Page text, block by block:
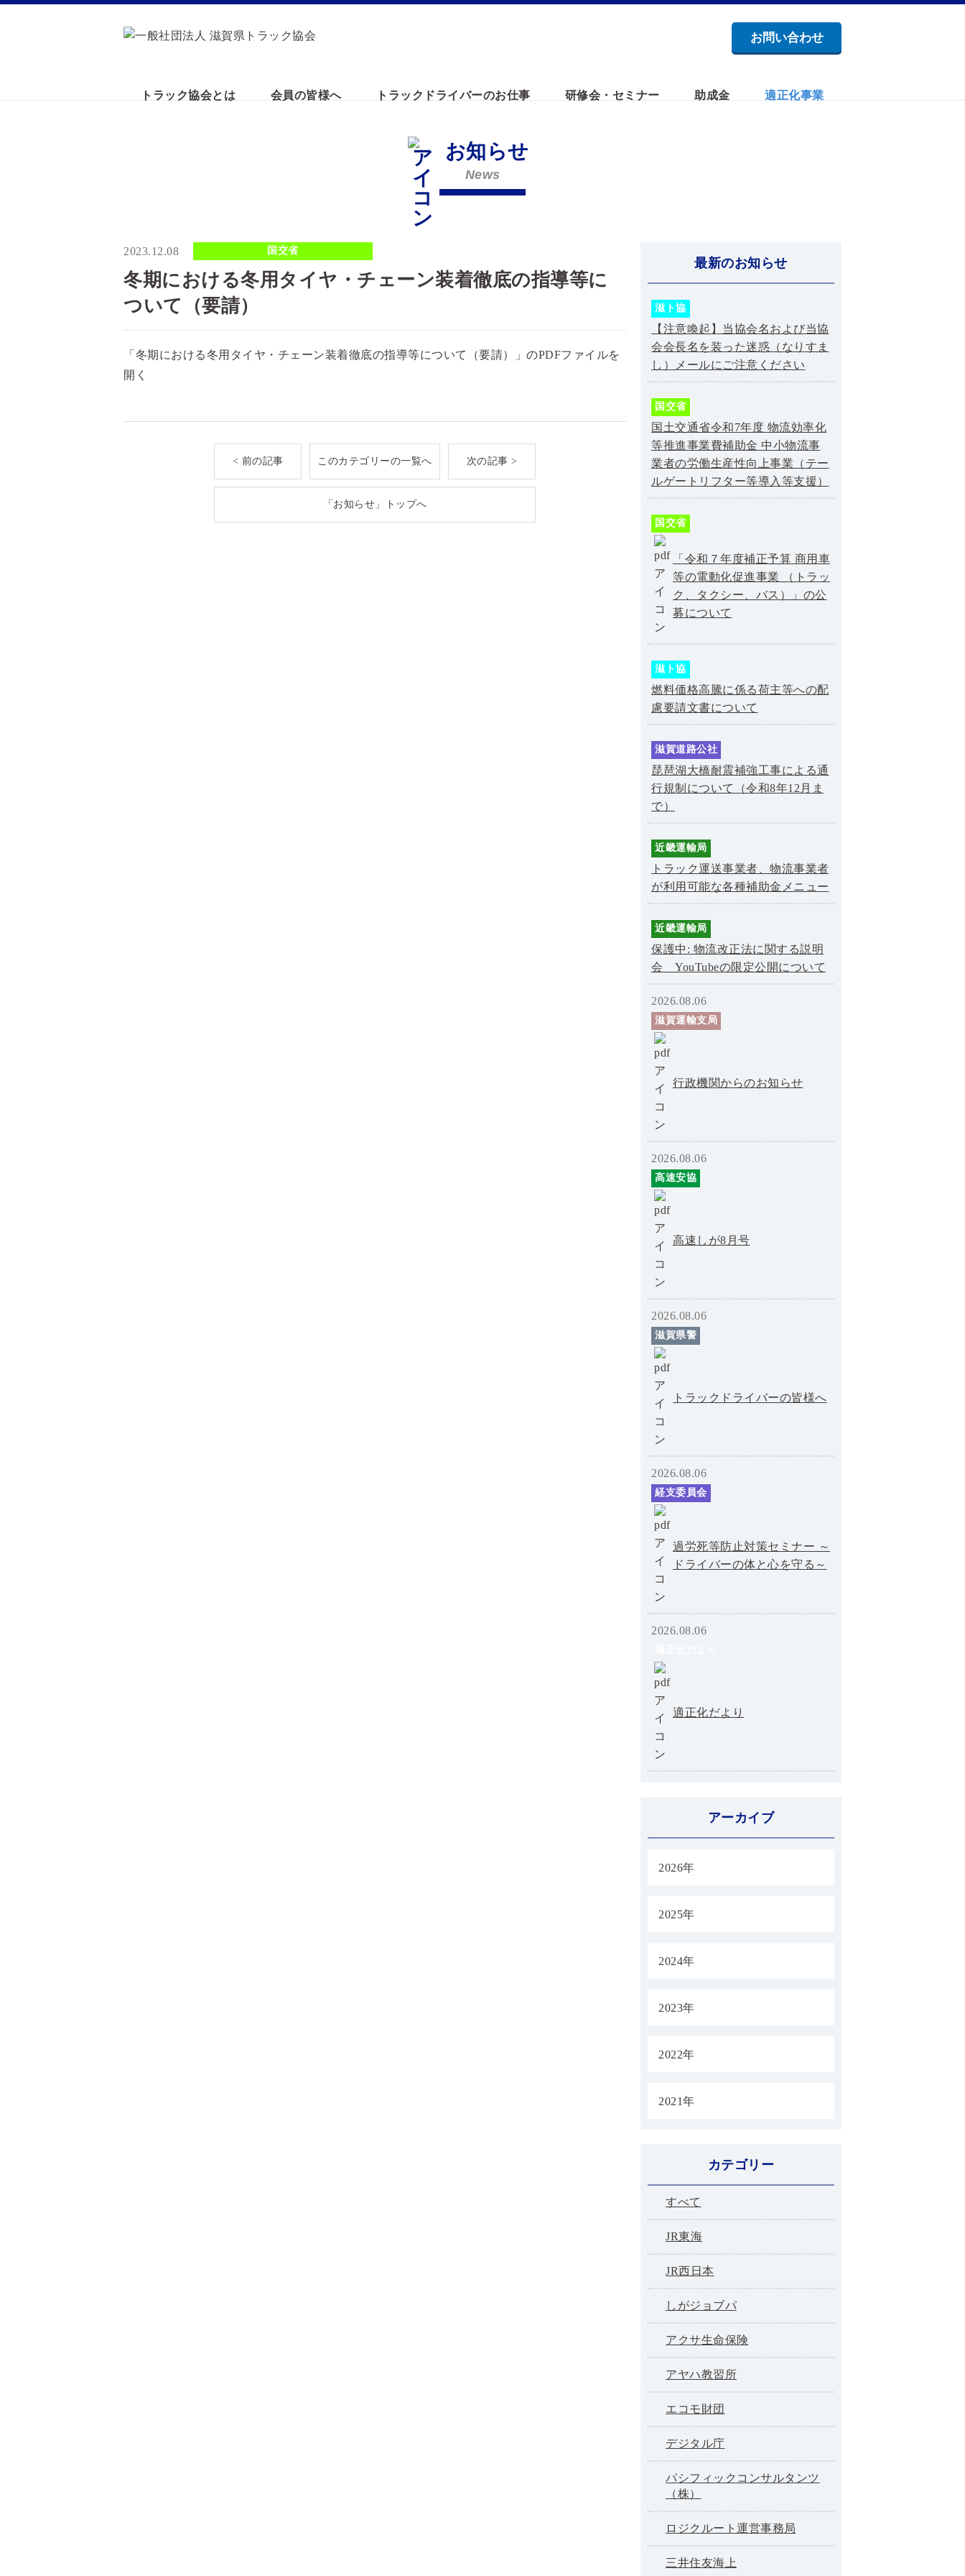
お問い合わせ
トラック協会とは 会員の皆様へ トラックドライバーのお仕事 研修会・セミナー 助成金 適正化事業
お知らせ
News
2023.12.08 国交省
冬期における冬用タイヤ・チェーン装着徹底の指導等に
ついて（要請）
「冬期における冬用タイヤ・チェーン装着徹底の指導等について（要請）」のPDFファイルを
開く
< 前の記事 このカテゴリーの一覧へ 次の記事 >
「お知らせ」トップへ
最新のお知らせ
滋ト協
【注意喚起】当協会名および当協
会会長名を装った迷惑（なりすま
し）メールにご注意ください
国交省
国土交通省令和7年度 物流効率化
等推進事業費補助金 中小物流事
業者の労働生産性向上事業（テー
ルゲートリフター等導入等支援）
国交省
「令和７年度補正予算 商用車
等の電動化促進事業 （トラッ
ク、タクシー、バス）」の公
募について
滋ト協
燃料価格高騰に係る荷主等への配
慮要請文書について
滋賀道路公社
琵琶湖大橋耐震補強工事による通
行規制について（令和8年12月ま
で）
近畿運輸局
トラック運送事業者、物流事業者
が利用可能な各種補助金メニュー
近畿運輸局
保護中: 物流改正法に関する説明
会 YouTubeの限定公開について
2026.08.06
滋賀運輸支局
行政機関からのお知らせ
2026.08.06
高速安協
高速しが8月号
2026.08.06
滋賀県警
トラックドライバーの皆様へ
2026.08.06
経支委員会
過労死等防止対策セミナー ～
ドライバーの体と心を守る～
2026.08.06
適正化だより
アーカイブ
2026年
2025年
2024年
2023年
2022年
2021年
カテゴリー
すべて
JR東海
JR西日本
しがジョブパ
アクサ生命保険
アヤハ教習所
エコモ財団
デジタル庁
パシフィックコンサルタンツ
（株）
ロジクルート運営事務局
三井住友海上